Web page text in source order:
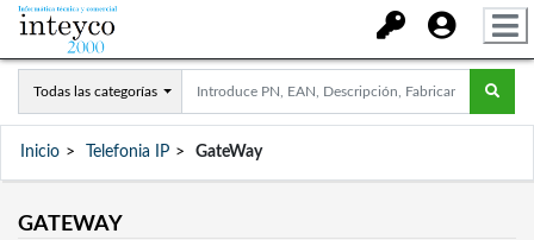
Todas las categorías
Inicio Telefonia IP GateWay
GATEWAY